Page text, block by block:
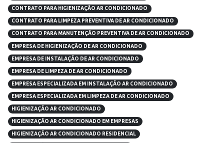
CONTRATO PARA HIGIENIZAÇÃO AR CONDICIONADO
CONTRATO PARA LIMPEZA PREVENTIVA DE AR CONDICIONADO
CONTRATO PARA MANUTENÇÃO PREVENTIVA DE AR CONDICIONADO
EMPRESA DE HIGIENIZAÇÃO DE AR CONDICIONADO
EMPRESA DE INSTALAÇÃO DE AR CONDICIONADO
EMPRESA DE LIMPEZA DE AR CONDICIONADO
EMPRESA ESPECIALIZADA EM INSTALAÇÃO AR CONDICIONADO
EMPRESA ESPECIALIZADA EM LIMPEZA DE AR CONDICIONADO
HIGIENIZAÇÃO AR CONDICIONADO
HIGIENIZAÇÃO AR CONDICIONADO EM EMPRESAS
HIGIENIZAÇÃO AR CONDICIONADO RESIDENCIAL